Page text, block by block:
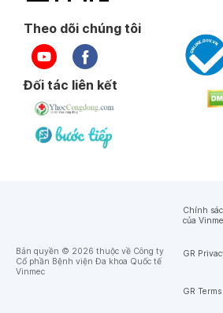
Theo dõi chúng tôi
Đối tác liên kết
Bản quyền © 2026 thuộc về Công ty
Cổ phần Bệnh viện Đa khoa Quốc tế
Vinmec
Chính
của
GR
GR Terms